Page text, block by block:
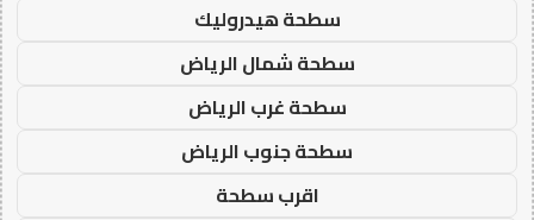
سطحة هيدروليك
سطحة شمال الرياض
سطحة غرب الرياض
سطحة جنوب الرياض
اقرب سطحة